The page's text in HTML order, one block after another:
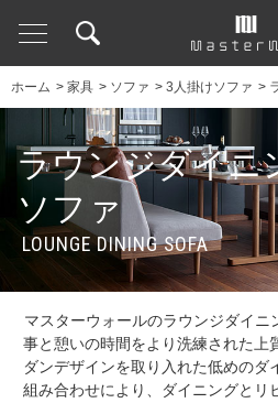
ホーム > 家具 > ソファ > 3人掛けソファ >
ラウンジダイニ
ソファ
LOUNGE DINING SOFA
マスターウォールのラウンジダイニ
事と憩いの時間をより洗練された上
ダンデザインを取り入れた低めのダ
組み合わせにより、ダイニングとリ